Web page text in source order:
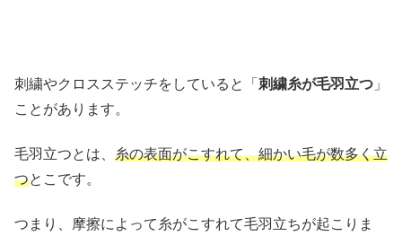
刺繍やクロスステッチをしていると「 刺繍糸が毛羽立つ 」
ことがあります。
毛羽立つとは、 糸の表面がこすれて、細かい毛が数多く立
つとこです。
つまり、摩擦によって糸がこすれて毛羽立ちが起こりま